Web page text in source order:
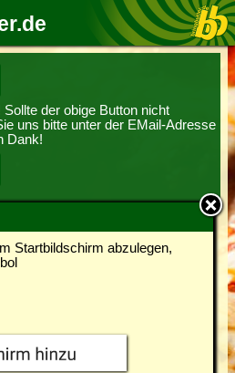
Startbildschirm abzulegen,